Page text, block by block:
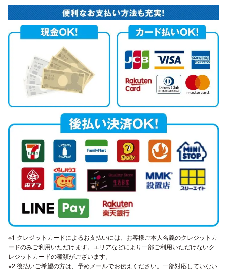
※1 クレジットカードによるお支払いには、お客様ご本人名義のクレジットカ
ードのみご利用いただけます。エリアなどにより一部ご利用いただけないク
レジットカードの種類がございます。
※2 後払いご希望の方は、予めメールでお伝えください。一部対応していない